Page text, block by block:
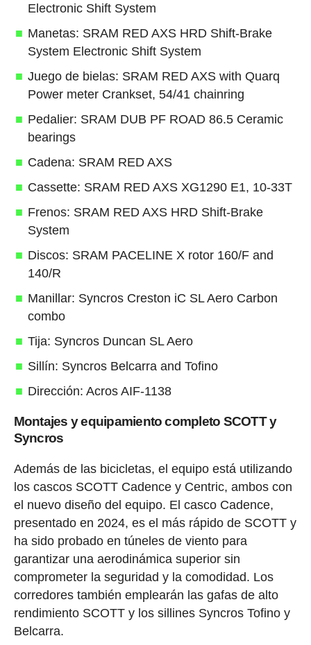
Electronic Shift System
Manetas: SRAM RED AXS HRD Shift-Brake
System Electronic Shift System
Juego de bielas: SRAM RED AXS with Quarq
Power meter Crankset, 54/41 chainring
Pedalier: SRAM DUB PF ROAD 86.5 Ceramic
bearings
Cadena: SRAM RED AXS
Cassette: SRAM RED AXS XG1290 E1, 10-33T
Frenos: SRAM RED AXS HRD Shift-Brake
System
Discos: SRAM PACELINE X rotor 160/F and
140/R
Manillar: Syncros Creston iC SL Aero Carbon
combo
Tija: Syncros Duncan SL Aero
Sillín: Syncros Belcarra and Tofino
Dirección: Acros AIF-1138
Montajes y equipamiento completo SCOTT y
Syncros
Además de las bicicletas, el equipo está utilizando
los cascos SCOTT Cadence y Centric, ambos con
el nuevo diseño del equipo. El casco Cadence,
presentado en 2024, es el más rápido de SCOTT y
ha sido probado en túneles de viento para
garantizar una aerodinámica superior sin
comprometer la seguridad y la comodidad. Los
corredores también emplearán las gafas de alto
rendimiento SCOTT y los sillines Syncros Tofino y
Belcarra.